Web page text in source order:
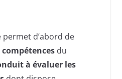
d’abord de
du
à évaluer les